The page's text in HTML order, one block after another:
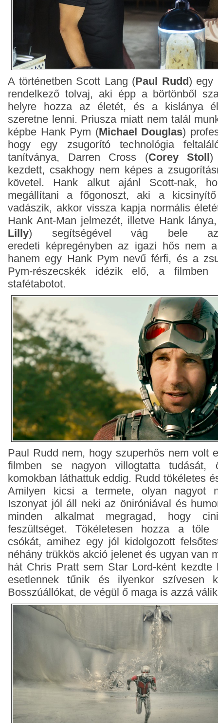
A történetben Scott Lang (Paul Rudd) egy
rendelkező tolvaj, aki épp a börtönből
helyre hozza az életét, és a kislánya
szeretne lenni. Priusza miatt nem talál
képbe Hank Pym (Michael Douglas)
hogy egy zsugorító technológia
tanítványa, Darren Cross (Corey Stoll)
kezdett, csakhogy nem képes a
követel. Hank alkut ajánl Scott-nak,
megállítani a főgonoszt, aki a
vadászik, akkor vissza kapja normális
Hank Ant-Man jelmezét, illetve Hank
Lilly) segítségével vág bele
eredeti képregényben az igazi hős nem
hanem egy Hank Pym nevű férfi, és a
Pym-részecskék idézik elő, a
stafétabotot.
Paul Rudd nem, hogy szuperhős nem volt
filmben se nagyon villogtatta tudását,
komokban láthattuk eddig. Rudd tökéletes
Amilyen kicsi a termete, olyan nagyot
Iszonyat jól áll neki az öniróniával és
minden alkalmat megragad, hogy
feszültséget. Tökéletesen hozza a tőle
csókát, amihez egy jól kidolgozott
néhány trükkös akció jelenet és ugyan van
hát Chris Pratt sem Star Lord-ként kezdte
esetlennek tűnik és ilyenkor szívesen
Bosszúállókat, de végül ő maga is azzá